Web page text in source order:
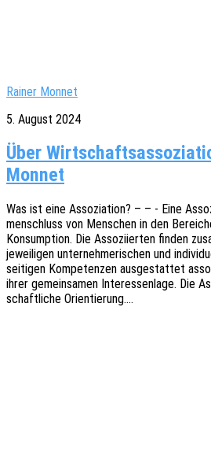
Rainer Monnet
5. August 2024
Über
Monnet
Was ist eine Asso­zia­ti­on? – – - Eine
men­schluss von Menschen in den
Konsump­ti­on. Die Asso­zi­ier­ten finden
jewei­li­gen unter­neh­me­ri­schen und
sei­ti­gen Kompe­ten­zen ausge­stat­tet
ihrer gemein­sa­men Inter­es­sen­la­ge. Die
schaft­li­che Orientierung.…